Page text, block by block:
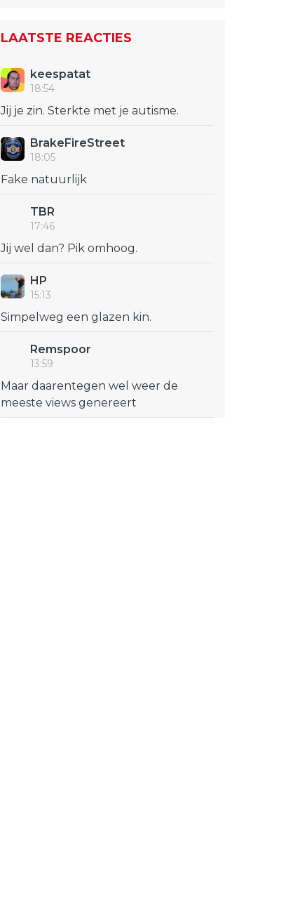
LAATSTE REACTIES
keespatat
18:54
Jij je zin. Sterkte met je autisme.
BrakeFireStreet
18:05
Fake natuurlijk
TBR
17:46
Jij wel dan? Pik omhoog.
HP
15:13
Simpelweg een glazen kin.
Remspoor
13:59
Maar daarentegen wel weer de
meeste views genereert